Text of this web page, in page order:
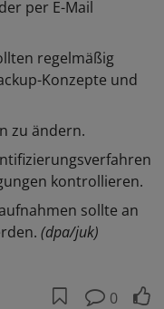
per E-Mail
regelmäßig
Konzepte und
zu ändern.
kontrollieren.
sollte an
(dpa/juk)
0